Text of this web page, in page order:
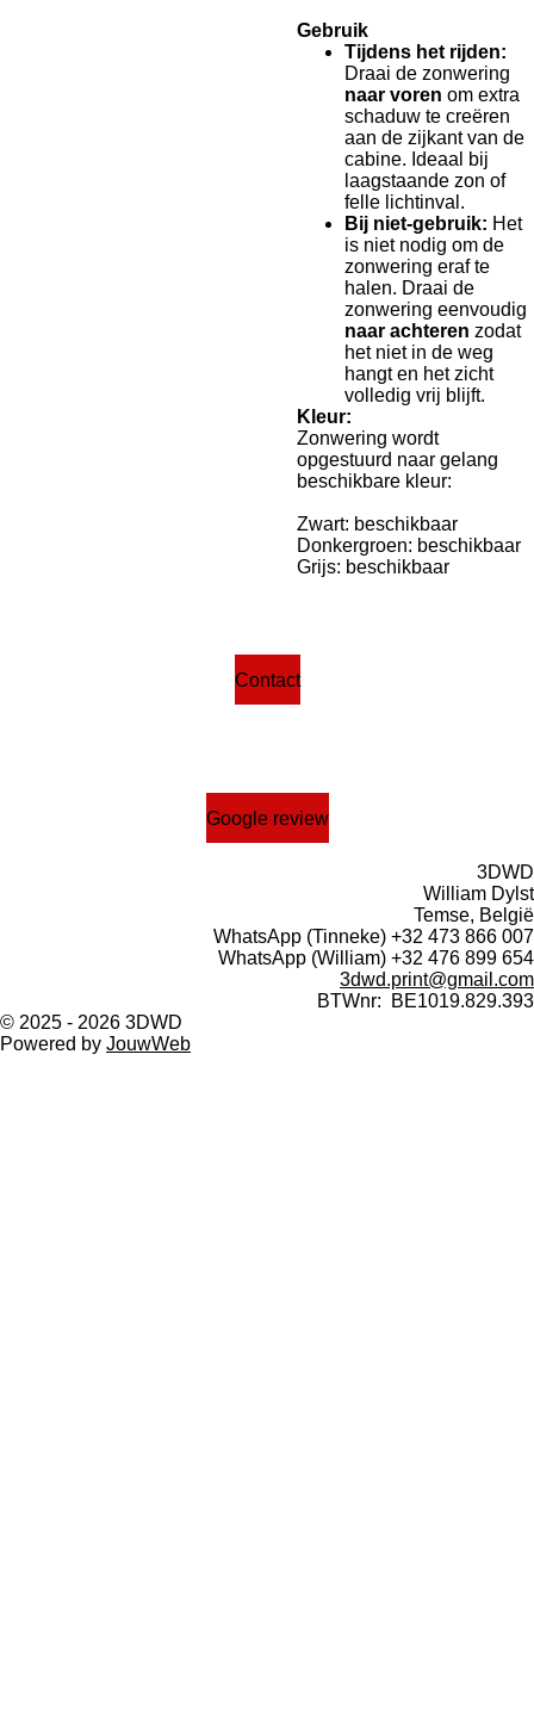
Gebruik
Tijdens het rijden:
Draai de zonwering
naar voren om extra
schaduw te creëren
aan de zijkant van de
cabine. Ideaal bij
laagstaande zon of
felle lichtinval.
Bij niet-gebruik: Het
is niet nodig om de
zonwering eraf te
halen. Draai de
zonwering eenvoudig
naar achteren zodat
het niet in de weg
hangt en het zicht
volledig vrij blijft.
Kleur:
Zonwering wordt
opgestuurd naar gelang
beschikbare kleur:
Zwart: beschikbaar
Donkergroen: beschikbaar
Grijs: beschikbaar
Contact
e
b
t
a
m
t
s
Google review
3DWD
William Dylst
Temse, België
WhatsApp (Tinneke) +32 473 866 007
WhatsApp (William) +32 476 899 654
3dwd.print@gmail.com
BTWnr: BE1019.829.393
© 2025 - 2026 3DWD
Powered by JouwWeb